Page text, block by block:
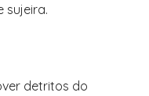
sujeira.
detritos do